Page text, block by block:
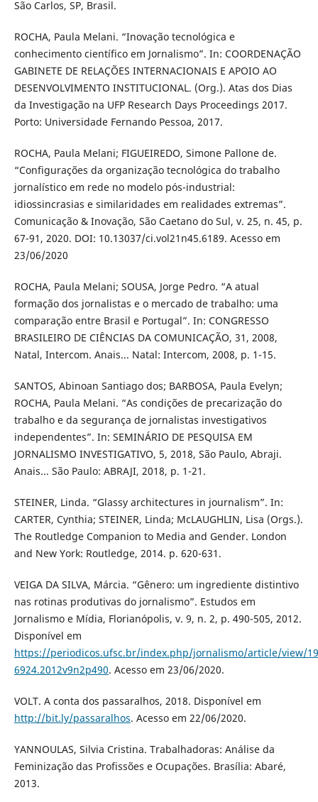
São Carlos, SP, Brasil.
ROCHA, Paula Melani. “Inovação tecnológica e
conhecimento científico em Jornalismo”. In: COORDENAÇÃO
GABINETE DE RELAÇÕES INTERNACIONAIS E APOIO AO
DESENVOLVIMENTO INSTITUCIONAL. (Org.). Atas dos Dias
da Investigação na UFP Research Days Proceedings 2017.
Porto: Universidade Fernando Pessoa, 2017.
ROCHA, Paula Melani; FIGUEIREDO, Simone Pallone de.
“Configurações da organização tecnológica do trabalho
jornalístico em rede no modelo pós-industrial:
idiossincrasias e similaridades em realidades extremas”.
Comunicação & Inovação, São Caetano do Sul, v. 25, n. 45, p.
67-91, 2020. DOI: 10.13037/ci.vol21n45.6189. Acesso em
23/06/2020
ROCHA, Paula Melani; SOUSA, Jorge Pedro. “A atual
formação dos jornalistas e o mercado de trabalho: uma
comparação entre Brasil e Portugal”. In: CONGRESSO
BRASILEIRO DE CIÊNCIAS DA COMUNICAÇÃO, 31, 2008,
Natal, Intercom. Anais... Natal: Intercom, 2008, p. 1-15.
SANTOS, Abinoan Santiago dos; BARBOSA, Paula Evelyn;
ROCHA, Paula Melani. “As condições de precarização do
trabalho e da segurança de jornalistas investigativos
independentes”. In: SEMINÁRIO DE PESQUISA EM
JORNALISMO INVESTIGATIVO, 5, 2018, São Paulo, Abraji.
Anais... São Paulo: ABRAJI, 2018, p. 1-21.
STEINER, Linda. “Glassy architectures in journalism”. In:
CARTER, Cynthia; STEINER, Linda; McLAUGHLIN, Lisa (Orgs.).
The Routledge Companion to Media and Gender. London
and New York: Routledge, 2014. p. 620-631.
VEIGA DA SILVA, Márcia. “Gênero: um ingrediente distintivo
nas rotinas produtivas do jornalismo”. Estudos em
Jornalismo e Mídia, Florianópolis, v. 9, n. 2, p. 490-505, 2012.
Disponível em
https://periodicos.ufsc.br/index.php/jornalismo/article/view/
6924.2012v9n2p490. Acesso em 23/06/2020.
VOLT. A conta dos passaralhos, 2018. Disponível em
http://bit.ly/passaralhos. Acesso em 22/06/2020.
YANNOULAS, Silvia Cristina. Trabalhadoras: Análise da
Feminização das Profissões e Ocupações. Brasília: Abaré,
2013.